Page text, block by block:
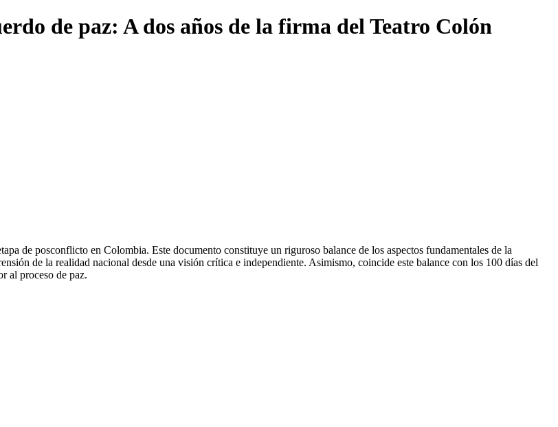
de paz: A dos años de la firma del Teatro Colón
de posconflicto en Colombia. Este documento constituye un riguroso balance de los aspectos fundamentales de la
de la realidad nacional desde una visión crítica e independiente. Asimismo, coincide este balance con los 100 días del
al proceso de paz.